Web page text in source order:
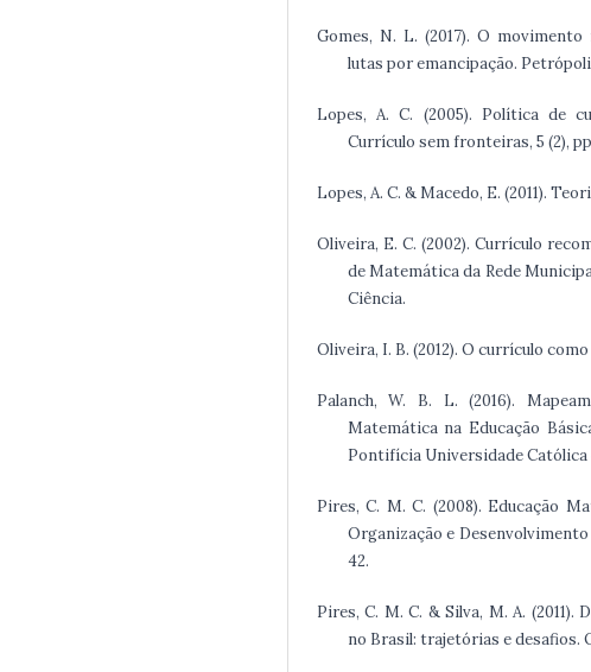
Gomes, N. L. (2017). O
lutas por emancipação.
Lopes, A. C. (2005). Política de
Currículo sem fronteiras, 5 (2),
Lopes, A. C. & Macedo, E. (2011).
Oliveira, E. C. (2002). Currículo
de Matemática da Rede
Ciência.
Oliveira, I. B. (2012). O currículo
Palanch, W. B. L. (2016).
Matemática na Educação
Pontifícia Universidade Católica
Pires, C. M. C. (2008). Educação
Organização e Desenvolvimento
42.
Pires, C. M. C. & Silva, M. A.
no Brasil: trajetórias e desafios.